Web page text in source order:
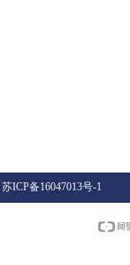
苏ICP备16047013号-1